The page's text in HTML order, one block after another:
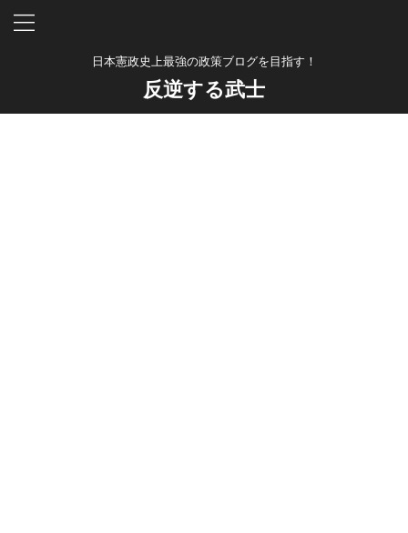
日本憲政史上最強の政策ブログを目指す！
反逆する武士